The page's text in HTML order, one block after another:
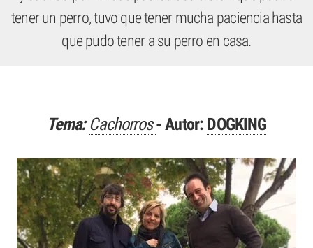
tener un perro, tuvo que tener mucha paciencia hasta
que pudo tener a su perro en casa.
Tema:Cachorros- Autor: DOGKING